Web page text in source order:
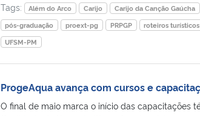
Tags:
Além do Arco Carijo Carijo da Canção Gaúcha
pós-graduação
proext-pg PRPGP roteiros turísticos
UFSM-PM
ProgeAqua avança com cursos e
O final de maio marca o início das capacitações